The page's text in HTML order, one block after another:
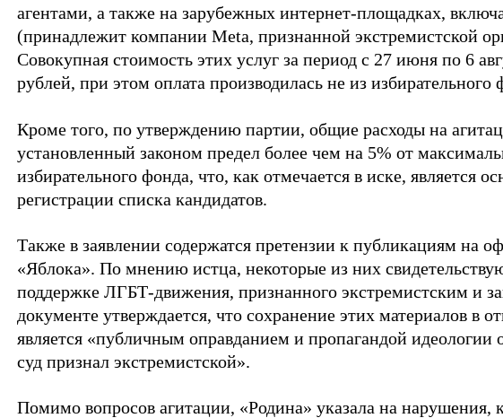
агентами, а также на зарубежных интернет-площадках,
(принадлежит компании Meta, признанной экстремистской
Совокупная стоимость этих услуг за период с 27 июня по 6
рублей, при этом оплата производилась не из избирательного
Кроме того, по утверждению партии, общие расходы на
установленный законом предел более чем на 5% от
избирательного фонда, что, как отмечается в иске, является
регистрации списка кандидатов.
Также в заявлении содержатся претензии к публикациям на
«Яблока». По мнению истца, некоторые из них
поддержке ЛГБТ-движения, признанного экстремистским и
документе утверждается, что сохранение этих материалов в
является «публичным оправданием и пропагандой идеологии
суд признал экстремистской».
Помимо вопросов агитации, «Родина» указала на